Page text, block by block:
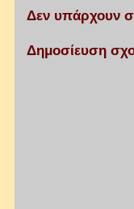
Δεν υπάρχουν
Δημοσίευση